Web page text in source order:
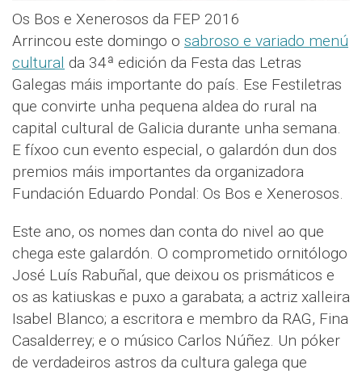
Os Bos e Xenerosos da FEP 2016
Arrincou este domingo o sabroso e variado menú
cultural da 34ª edición da Festa das Letras
Galegas máis importante do país. Ese Festiletras
que convirte unha pequena aldea do rural na
capital cultural de Galicia durante unha semana.
E fíxoo cun evento especial, o galardón dun dos
premios máis importantes da organizadora
Fundación Eduardo Pondal: Os Bos e Xenerosos.
Este ano, os nomes dan conta do nivel ao que
chega este galardón. O comprometido ornitólogo
José Luís Rabuñal, que deixou os prismáticos e
os as katiuskas e puxo a garabata; a actriz xalleira
Isabel Blanco; a escritora e membro da RAG, Fina
Casalderrey; e o músico Carlos Núñez. Un póker
de verdadeiros astros da cultura galega que